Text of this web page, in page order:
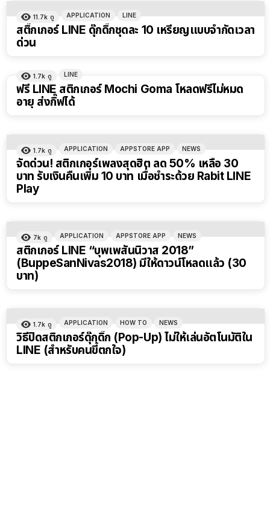
11.7k ดู APPLICATION LINE
สติ๊กเกอร์ LINE ดุ๊กดิ๊กชุดละ 10 เหรียญแบบจำกัดเวลา
ด่วน
1.7k ดู LINE
ฟรี LINE สติกเกอร์ Mochi Goma โหลดฟรีไม่หมด
อายุ ส่งกิ๊ฟได้
1.7k ดู APPLICATION APPSTORE APP NEWS
จัดด่วน! สติกเกอร์เพลงสุดฮิต ลด 50% เหลือ 30
บาท รับเงินคืนเพิ่ม 10 บาท เมื่อชำระด้วย Rabit LINE
Play
7k ดู APPLICATION APPSTORE APP NEWS
สติกเกอร์ LINE “บุพเพสันนิวาส 2018”
(BuppeSanNivas2018) มีให้ดาวน์โหลดแล้ว (30
บาท)
1.7k ดู APPLICATION HOW TO NEWS
วิธีปิดสติกเกอร์ดุ๊กดิ๊ก (Pop-Up) ไม่ให้เล่นอัตโนมัติใน
LINE (สำหรับคนขี้ตกใจ)